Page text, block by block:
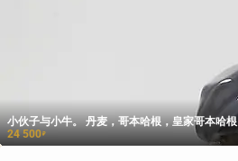
小伙子与小牛。 丹麦，哥本哈根，皇家哥本哈根
24 500₽